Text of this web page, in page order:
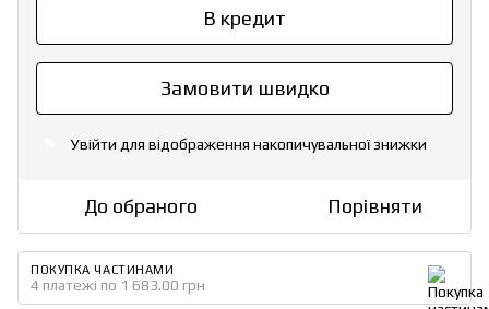
В кредит
Замовити швидко
Увійти для відображення накопичувальної знижки
До обраного Порівняти
ПОКУПКА ЧАСТИНАМИ
4 платежі по 1 683.00 грн